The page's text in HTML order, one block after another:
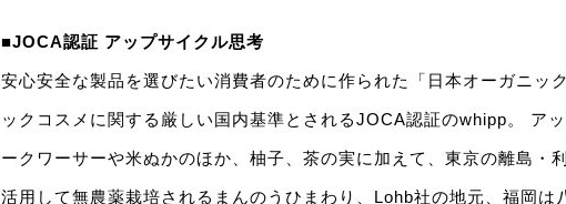
■JOCA認証 アップサイクル思考
安心安全な製品を選びたい消費者のために作られた「日本オーガニッ
ックコスメに関する厳しい国内基準とされるJOCA認証のwhipp。 ア
ークワーサーや米ぬかのほか、柚子、茶の実に加えて、東京の離島・
活用して無農薬栽培されるまんのうひまわり、Lohb社の地元、福岡は